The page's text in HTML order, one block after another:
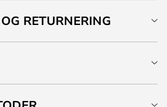
RETURNERING